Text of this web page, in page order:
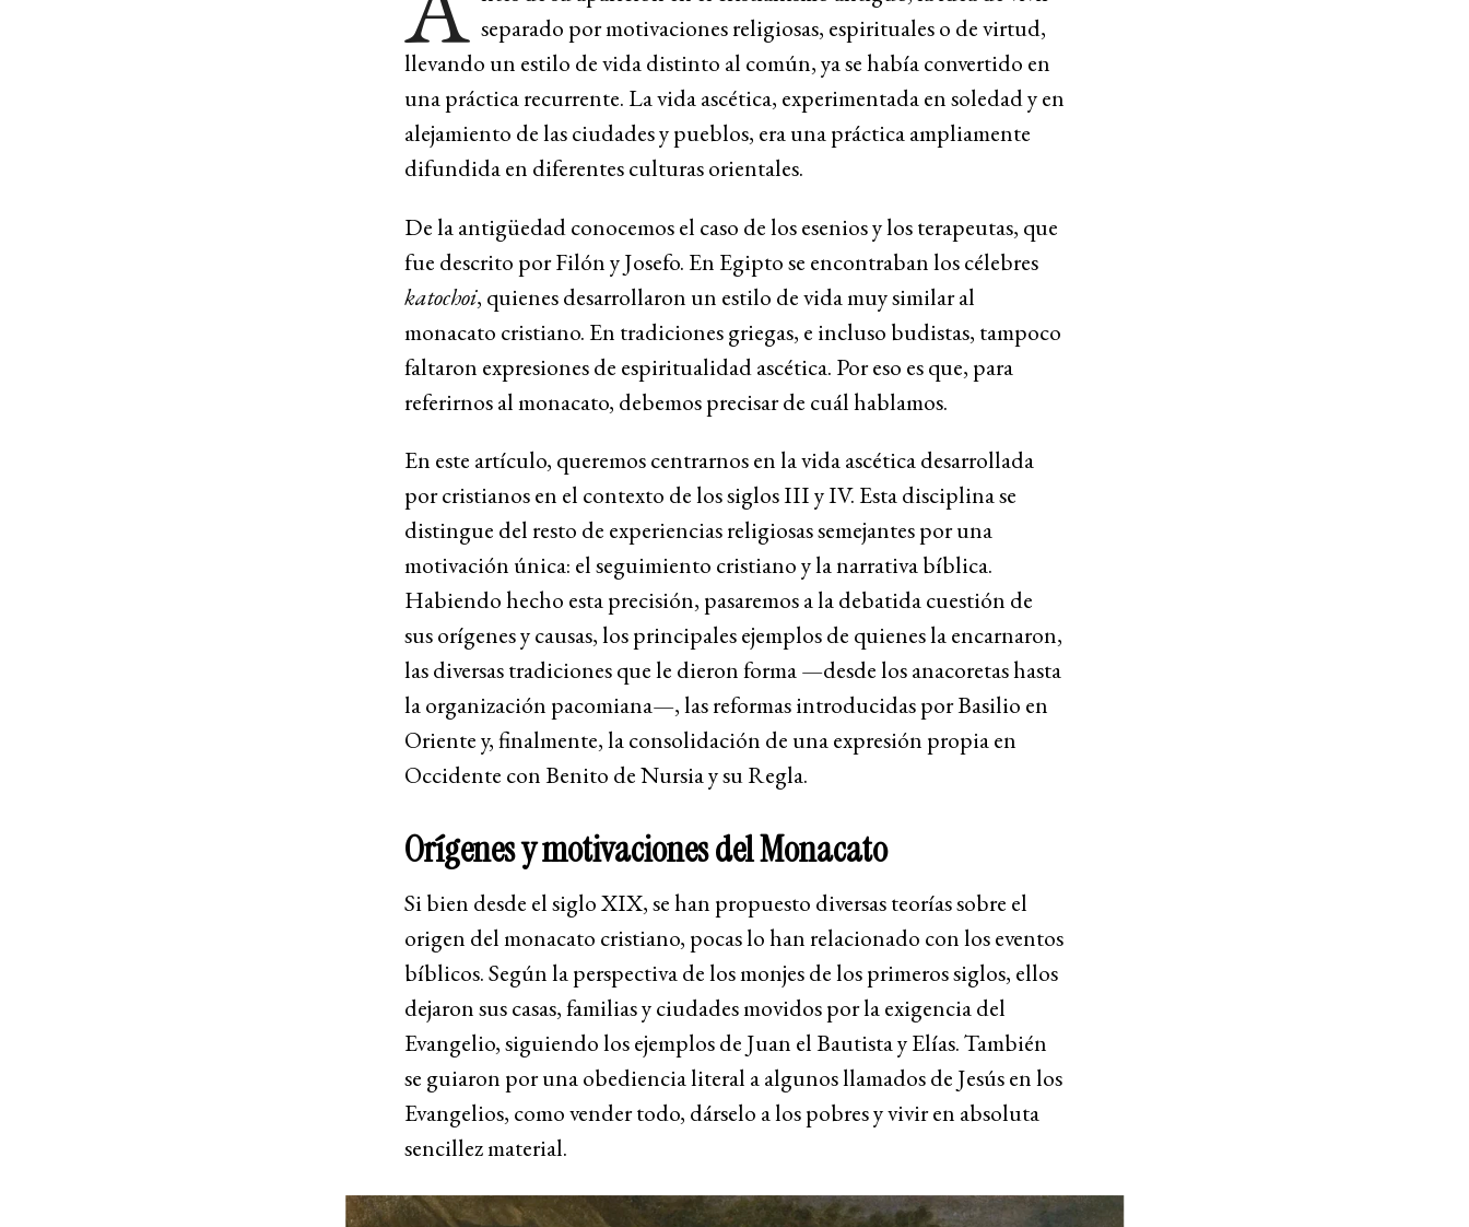
separado por motivaciones religiosas, espirituales o de virtud,
llevando un estilo de vida distinto al común, ya se había convertido en
una práctica recurrente. La vida ascética, experimentada en soledad y en
alejamiento de las ciudades y pueblos, era una práctica ampliamente
difundida en diferentes culturas orientales.
De la antigüedad conocemos el caso de los esenios y los terapeutas, que
fue descrito por Filón y Josefo. En Egipto se encontraban los célebres
katochoi, quienes desarrollaron un estilo de vida muy similar al
monacato cristiano. En tradiciones griegas, e incluso budistas, tampoco
faltaron expresiones de espiritualidad ascética. Por eso es que, para
referirnos al monacato, debemos precisar de cuál hablamos.
En este artículo, queremos centrarnos en la vida ascética desarrollada
por cristianos en el contexto de los siglos III y IV. Esta disciplina se
distingue del resto de experiencias religiosas semejantes por una
motivación única: el seguimiento cristiano y la narrativa bíblica.
Habiendo hecho esta precisión, pasaremos a la debatida cuestión de
sus orígenes y causas, los principales ejemplos de quienes la encarnaron,
las diversas tradiciones que le dieron forma —desde los anacoretas hasta
la organización pacomiana—, las reformas introducidas por Basilio en
Oriente y, finalmente, la consolidación de una expresión propia en
Occidente con Benito de Nursia y su Regla.
Orígenes y motivaciones del Monacato
Si bien desde el siglo XIX, se han propuesto diversas teorías sobre el
origen del monacato cristiano, pocas lo han relacionado con los eventos
bíblicos. Según la perspectiva de los monjes de los primeros siglos, ellos
dejaron sus casas, familias y ciudades movidos por la exigencia del
Evangelio, siguiendo los ejemplos de Juan el Bautista y Elías. También
se guiaron por una obediencia literal a algunos llamados de Jesús en los
Evangelios, como vender todo, dárselo a los pobres y vivir en absoluta
sencillez material.